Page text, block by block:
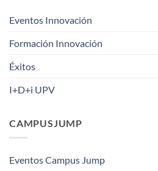
Eventos Innovación
Formación Innovación
Éxitos
I+D+i UPV
CAMPUSJUMP
Eventos Campus Jump